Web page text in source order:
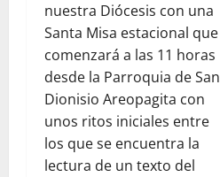
nuestra Diócesis con una
Santa Misa estacional que
comenzará a las 11 horas
desde la Parroquia de San
Dionisio Areopagita con
unos ritos iniciales entre
los que se encuentra la
lectura de un texto del